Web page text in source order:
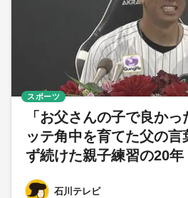
「お父さんの子で良か
ッテ角中を育てた父の
ず続けた親子練習の20年
石川テレビ
スポーツ